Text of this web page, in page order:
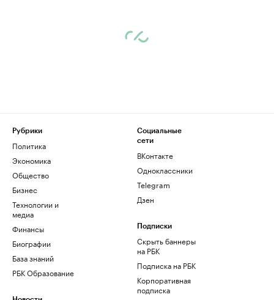
Рубрики
Политика
Экономика
Общество
Бизнес
Технологии и
медиа
Финансы
Биографии
База знаний
РБК Образование
Социальные
сети
ВКонтакте
Одноклассники
Telegram
Дзен
Подписки
Скрыть баннеры
на РБК
Подписка на РБК
Корпоративная
подписка